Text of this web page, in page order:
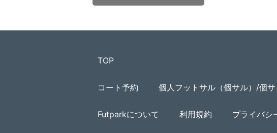
TOP
コート予約 個人フットサル（個サル）/個
Futparkについて 利用規約 プライバシ